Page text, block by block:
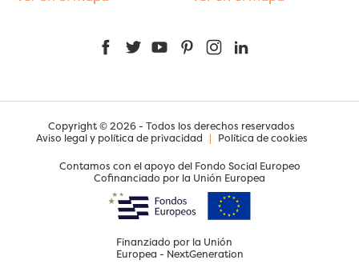
FacebookTwitterYouTubePinterestInstagram
Copyright © 2026 - Todos los derechos reservados
Aviso legal y política de privacidad | Política de cookies
Contamos con el apoyo del Fondo Social Europeo
Cofinanciado por la Unión Europea
Finanziado por la Unión
Europea - NextGeneration